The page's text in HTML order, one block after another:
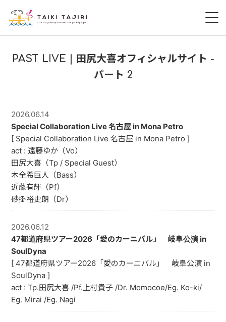
田尻大喜
暁 AKATSUKI
PAST LIVE | 田尻大喜オフィシャルサイト -
パート 2
2026.06.14
Special Collaboration Live 名古屋 in Mona Petro
[ Special Collaboration Live 名古屋 in Mona Petro ]
act : 遠藤ゆか（Vo）
田尻大喜（Tp / Special Guest）
木全希巨人（Bass）
近藤有輝（Pf）
砂掛裕史朗（Dr）
2026.06.12
47都道府県ツアー2026「愛のカーニバル」 岐阜公演 in
SoulDyna
[ 47都道府県ツアー2026「愛のカーニバル」 岐阜公演 in
SoulDyna ]
act : Tp.田尻大喜 /Pf.上村貴子 /Dr. Momocoe/Eg. Ko-ki/
Eg. Mirai /Eg. Nagi